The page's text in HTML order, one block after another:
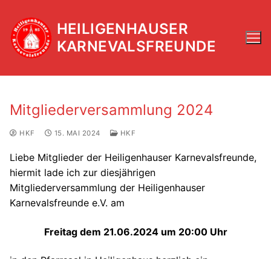
Inhalt
springen
HEILIGENHAUSER
KARNEVALSFREUNDE
Mitgliederversammlung 2024
HKF 15. MAI 2024 HKF
Liebe Mitglieder der Heiligenhauser Karnevalsfreunde,
hiermit lade ich zur diesjährigen
Mitgliederversammlung der Heiligenhauser
Karnevalsfreunde e.V. am
Freitag dem 21.06.2024 um 20:00 Uhr